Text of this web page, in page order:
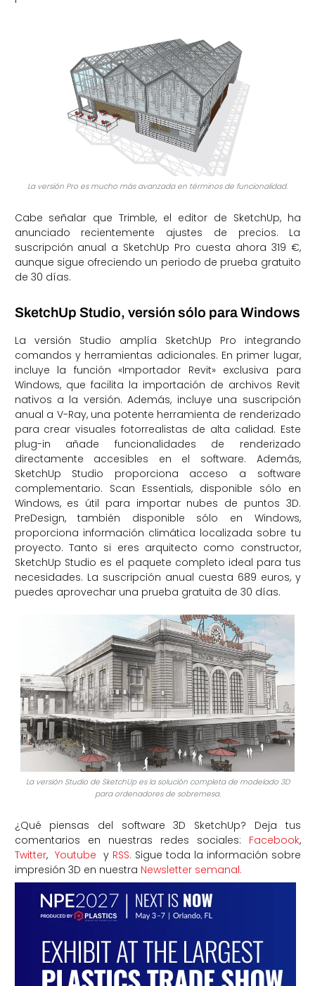
La versión Pro es mucho más avanzada en términos de funcionalidad.
Cabe señalar que Trimble, el editor de SketchUp, ha
anunciado recientemente ajustes de precios. La
suscripción anual a SketchUp Pro cuesta ahora 319 €,
aunque sigue ofreciendo un periodo de prueba gratuito
de 30 días.
SketchUp Studio, versión sólo para Windows
La versión Studio amplía SketchUp Pro integrando
comandos y herramientas adicionales. En primer lugar,
incluye la función «Importador Revit» exclusiva para
Windows, que facilita la importación de archivos Revit
nativos a la versión. Además, incluye una suscripción
anual a V-Ray, una potente herramienta de renderizado
para crear visuales fotorrealistas de alta calidad. Este
plug-in añade funcionalidades de renderizado
directamente accesibles en el software. Además,
SketchUp Studio proporciona acceso a software
complementario. Scan Essentials, disponible sólo en
Windows, es útil para importar nubes de puntos 3D.
PreDesign, también disponible sólo en Windows,
proporciona información climática localizada sobre tu
proyecto. Tanto si eres arquitecto como constructor,
SketchUp Studio es el paquete completo ideal para tus
necesidades. La suscripción anual cuesta 689 euros, y
puedes aprovechar una prueba gratuita de 30 días.
La versión Studio de SketchUp es la solución completa de modelado 3D
para ordenadores de sobremesa.
¿Qué piensas del software 3D SketchUp? Deja tus
comentarios en nuestras redes sociales: Facebook,
Twitter, Youtube y RSS. Sigue toda la información sobre
impresión 3D en nuestra Newsletter semanal.